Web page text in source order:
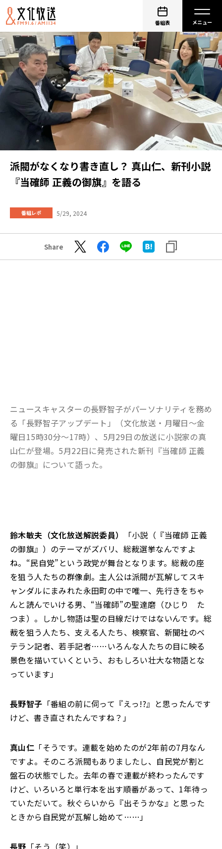
番組表
派閥がなくなり書き直し？ 真山仁、新刊小説
『当確師 正義の御旗』を語る
番組レポ 5/29, 2024
Share
ニュースキャスターの長野智子がパーソナリティを務め
る「長野智子アップデート」（文化放送・月曜日～金
曜日15時30分～17時）、5月29日の放送に小説家の真
山仁が登場。5月22日に発売された新刊『当確師 正義
の御旗』について語った。
鈴木敏夫（文化放送解説委員）
「小説（『当確師 正義
の御旗』）のテーマがズバリ、総裁選挙なんですよ
ね。“民自党”という政党が舞台となります。総裁の座
を狙う人たちの群像劇。主人公は派閥が瓦解してスキ
ャンダルにまみれた永田町の中で唯一、先行きをちゃ
んと読んでいける男、“当確師”の聖達磨（ひじり た
つま）。しかし物語は聖の目線だけではないんです。総
裁を狙う人たち、支える人たち、検察官、新聞社のベ
テラン記者、若手記者……いろんな人たちの目に映る
景色を描いていくという、おもしろい壮大な物語とな
っています」
長野智子 「番組の前に伺って『えっ!?』と思ったんです
けど、書き直されたんですね？」
真山仁 「そうです。連載を始めたのが2年前の7月なん
ですよ。そのころ派閥もありましたし、自民党が割と
盤石の状態でした。去年の春で連載が終わったんです
けど、いろいろと単行本を出す順番があって、1年待っ
ていただいて。秋ぐらいから『出そうかな』と思った
ときから自民党が瓦解し始めて……」
長野 「そう（笑）」